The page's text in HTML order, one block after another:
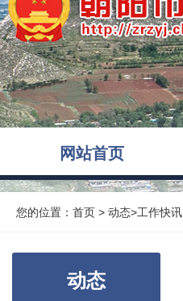
网站首页
您的位置： 首页 > 动态>工作快讯
动态